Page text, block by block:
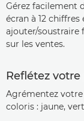
Gérez facilement
écran à 12
ajouter/soustraire
sur les ventes.
Reflétez
Agrémentez
coloris : jaune,